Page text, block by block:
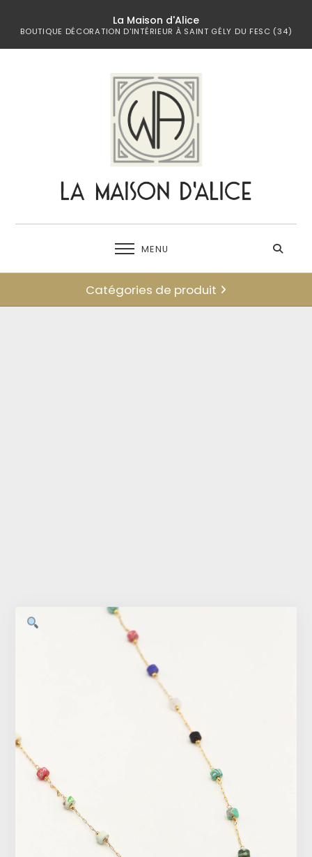
La Maison d'Alice
BOUTIQUE DÉCORATION D'INTÉRIEUR À SAINT GÉLY DU FESC (34)
MENU
Catégories de produit
← retour
Vaisselle
Vêtements